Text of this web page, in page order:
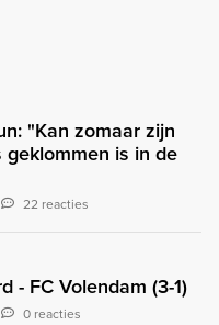
"Kan zomaar zijn
is in de
22 reacties
- FC Volendam (3-1)
0 reacties